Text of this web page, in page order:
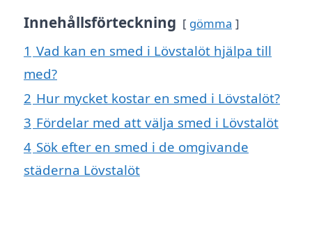
Innehållsförteckning gömma
1 Vad kan en smed i Lövstalöt hjälpa till
med?
2 Hur mycket kostar en smed i Lövstalöt?
3 Fördelar med att välja smed i Lövstalöt
4 Sök efter en smed i de omgivande
städerna Lövstalöt